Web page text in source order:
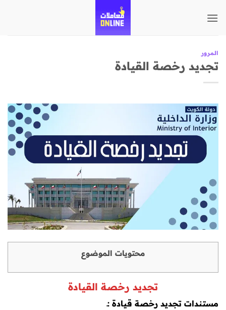
للمحتوى
المرور
تجديد رخصة القيادة
محتويات الموضوع
تجديد رخصة القيادة
مستندات تجديد رخصة قيادة :ـ